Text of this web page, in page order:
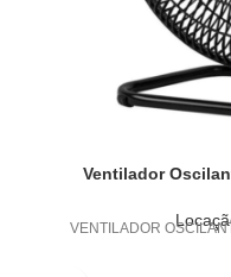
Ventilador
VENTILADOR